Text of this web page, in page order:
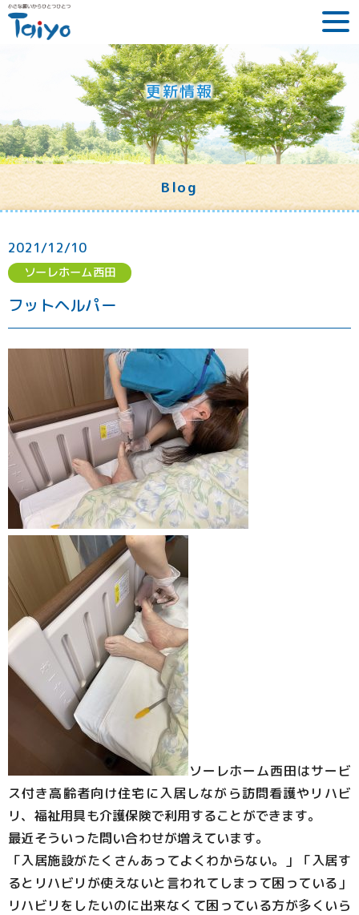
更新情報
Blog
2021/12/10
ソーレホーム西田
フットヘルパー
ソーレホーム西田はサービ
ス付き高齢者向け住宅に入居しながら訪問看護やリハビ
リ、福祉用具も介護保険で利用することができます。
最近そういった問い合わせが増えています。
「入居施設がたくさんあってよくわからない。」「入居す
るとリハビリが使えないと言われてしまって困っている」
リハビリをしたいのに出来なくて困っている方が多くいら